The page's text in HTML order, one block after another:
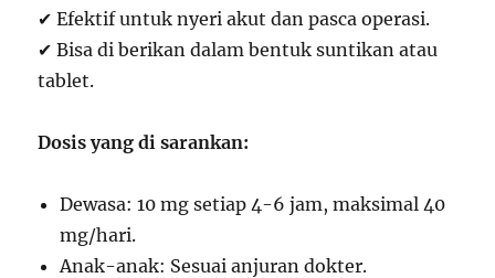
✔ Efektif untuk nyeri akut dan pasca operasi.
✔ Bisa di berikan dalam bentuk suntikan atau
tablet.
Dosis yang di sarankan:
Dewasa: 10 mg setiap 4-6 jam, maksimal 40
mg/hari.
Anak-anak: Sesuai anjuran dokter.